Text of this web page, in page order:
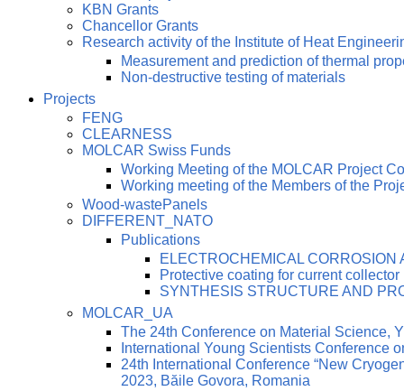
KBN Grants
Chancellor Grants
Research activity of the Institute of Heat
Measurement and prediction of thermal
Non-destructive testing of materials
Projects
FENG
CLEARNESS
MOLCAR Swiss Funds
Working Meeting of the MOLCAR Project
Working meeting of the Members of the
Wood-wastePanels
DIFFERENT_NATO
Publications
ELECTROCHEMICAL CORROSION
Protective coating for current
SYNTHESIS STRUCTURE AND
MOLCAR_UA
The 24th Conference on Material Science,
International Young Scientists Conference
24th International Conference “New
2023, Băile Govora, Romania